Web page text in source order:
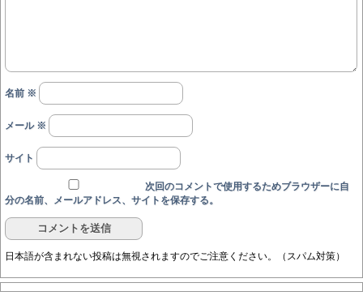
名前 ※
メール ※
サイト
次回のコメントで使用するためブラウザーに自
分の名前、メールアドレス、サイトを保存する。
日本語が含まれない投稿は無視されますのでご注意ください。（スパム対策）